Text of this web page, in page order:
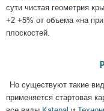
сути чистая геометрия
+2 +5% от объема «на
плоскостей.
Но существуют такие
применяется стартовая